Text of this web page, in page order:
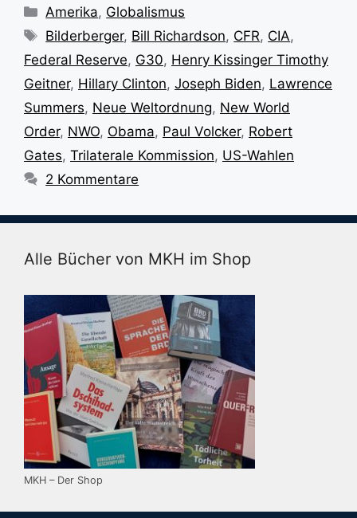
Kategorien
Amerika, Globalismus
Schlagwörter
Bilderberger, Bill Richardson, CFR, CIA,
Federal Reserve, G30, Henry Kissinger Timothy
Geitner, Hillary Clinton, Joseph Biden, Lawrence
Summers, Neue Weltordnung, New World
Order, NWO, Obama, Paul Volcker, Robert
Gates, Trilaterale Kommission, US-Wahlen
2 Kommentare
Alle Bücher von MKH im Shop
MKH – Der Shop